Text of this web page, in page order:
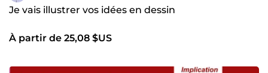
Je vais illustrer vos idées en dessin
À partir de 25,08 $US